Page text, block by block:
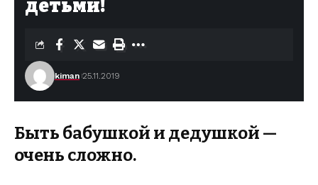
детьми!
kiman 25.11.2019
Быть бабушкой и дедушкой —
очень сложно.